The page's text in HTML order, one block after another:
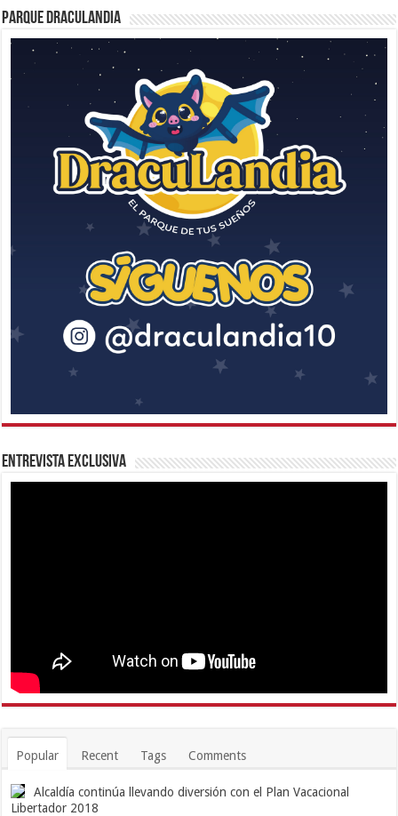
Parque Draculandia
Entrevista Exclusiva
Popular Recent Tags Comments
Alcaldía continúa llevando diversión con el Plan Vacacional
Libertador 2018